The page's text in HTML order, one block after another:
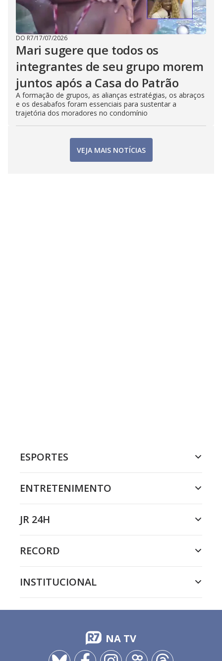
DO R7/17/07/2026
Mari sugere que todos os
integrantes de seu grupo morem
juntos após a Casa do Patrão
A formação de grupos, as alianças estratégias, os abraços
e os desabafos foram essenciais para sustentar a
trajetória dos moradores no condomínio
VEJA MAIS NOTÍCIAS
ESPORTES
ENTRETENIMENTO
JR 24H
RECORD
INSTITUCIONAL
NA TV